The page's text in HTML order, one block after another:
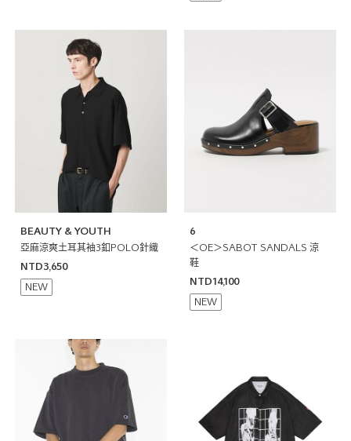
BEAUTY & YOUTH
亞麻涼爽土耳其袖3釦POLO針織
NTD3,650
NEW
6
＜OE＞SABOT SANDALS 涼
鞋
NTD14,100
NEW